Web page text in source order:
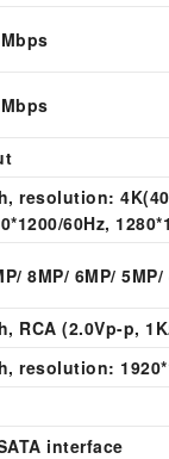
resolution:
60Hz,
8MP/ 6MP/
RCA (2.0Vp-p,
resolution:
interface